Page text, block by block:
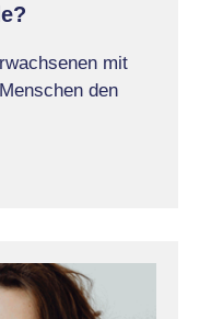
mit
den